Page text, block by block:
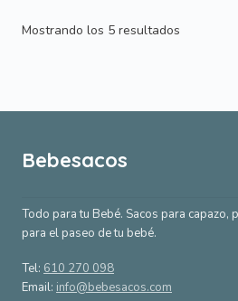
Mostrando los 5 resultados
Bebesacos
Todo para tu Bebé. Sacos para capazo,
para el paseo de tu bebé.
Tel: 610 270 098
Email: info@bebesacos.com